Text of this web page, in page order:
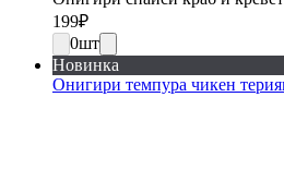
199₽
0шт
Новинка
Онигири темпура чикен